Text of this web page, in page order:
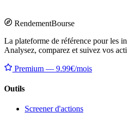
RendementBourse
La plateforme de référence pour les
Analysez, comparez et suivez vos
Premium — 9.99€/mois
Outils
Screener d'actions